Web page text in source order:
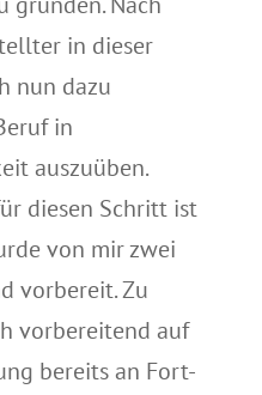
in dieser
nun dazu
in
auszuüben.
diesen Schritt ist
von mir zwei
vorbereit. Zu
vorbereitend auf
bereits an Fort-